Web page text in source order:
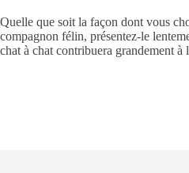
Quelle que soit la façon dont vous
compagnon félin, présentez-le
chat à chat contribuera grandement à